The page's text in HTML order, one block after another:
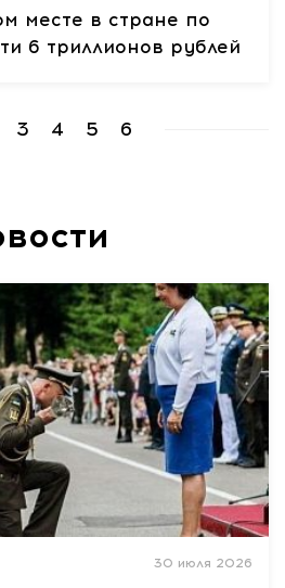
месте в стране по
6 триллионов рублей
3 4 5 6
30 июля 2026